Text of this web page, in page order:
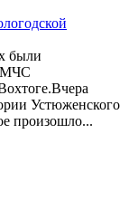
были
МЧС
Устюженского
произошло...